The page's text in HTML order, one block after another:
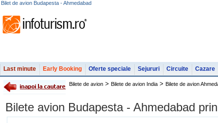
Bilet de avion Budapesta - Ahmedabad
Last minute Early Booking Oferte speciale Sejururi Circuite Cazare
Bilete de avion > Bilete de avion India > Bilete de avion
Bilete avion Budapesta - Ahmedabad